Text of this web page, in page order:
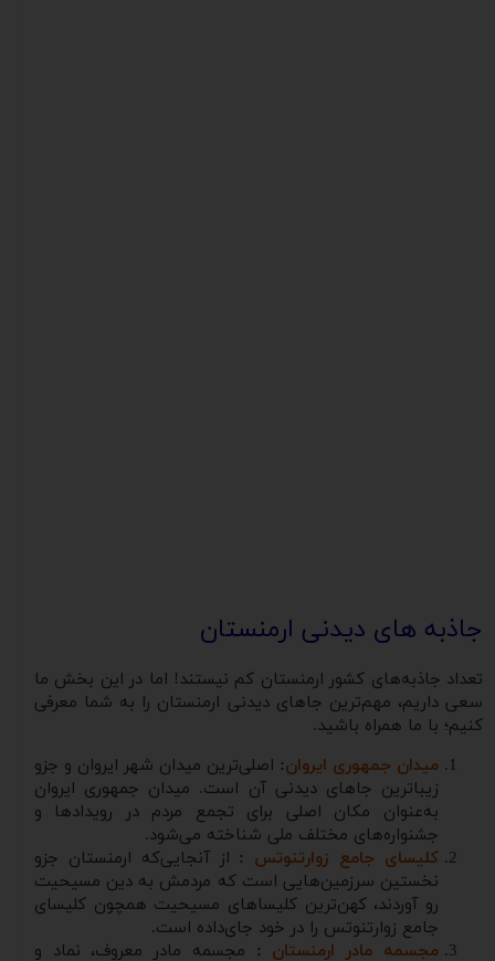
جاذبه های دیدنی ارمنستان
تعداد جاذبه‌های کشور ارمنستان کم نیستند! اما در این بخش ما
سعی داریم، مهم‌ترین جاهای دیدنی ارمنستان را به شما معرفی
کنیم؛ با ما همراه باشید.
میدان جمهوری ایروان: اصلی‌ترین میدان شهر ایروان و جزو
زیباترین جاهای دیدنی آن است. میدان جمهوری ایروان
به‌عنوان مکان اصلی برای تجمع مردم در رویدادها و
جشنواره‌های مختلف ملی شناخته می‌شود.
کلیسای جامع زوارتنوتس : از آنجایی‌که ارمنستان جزو
نخستین سرزمین‌هایی است که مردمش به دین مسیحیت
رو آوردند، کهن‌ترین کلیساهای مسیحیت همچون کلیسای
جامع زوارتنوتس را در خود جای‌داده است.
مجسمه مادر ارمنستان :
مجسمه مادر معروف، نماد و